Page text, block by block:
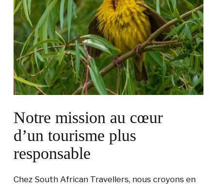
Notre mission au cœur
d’un tourisme plus
responsable
Chez South African Travellers, nous croyons en